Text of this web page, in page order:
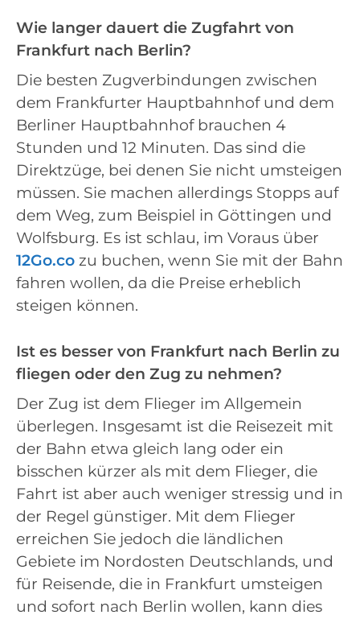
Wie langer dauert die Zugfahrt von
Frankfurt nach Berlin?
Die besten Zugverbindungen zwischen
dem Frankfurter Hauptbahnhof und dem
Berliner Hauptbahnhof brauchen 4
Stunden und 12 Minuten. Das sind die
Direktzüge, bei denen Sie nicht umsteigen
müssen. Sie machen allerdings Stopps auf
dem Weg, zum Beispiel in Göttingen und
Wolfsburg. Es ist schlau, im Voraus über
12Go.co zu buchen, wenn Sie mit der Bahn
fahren wollen, da die Preise erheblich
steigen können.
Ist es besser von Frankfurt nach Berlin zu
fliegen oder den Zug zu nehmen?
Der Zug ist dem Flieger im Allgemein
überlegen. Insgesamt ist die Reisezeit mit
der Bahn etwa gleich lang oder ein
bisschen kürzer als mit dem Flieger, die
Fahrt ist aber auch weniger stressig und in
der Regel günstiger. Mit dem Flieger
erreichen Sie jedoch die ländlichen
Gebiete im Nordosten Deutschlands, und
für Reisende, die in Frankfurt umsteigen
und sofort nach Berlin wollen, kann dies